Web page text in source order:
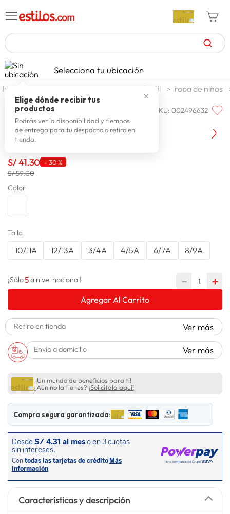
TÉRMINOS MÁS BUSCADOS
1. celulares
2. zapatillas mujer
3. zapatillas hombre
4. moda
6. tv
7.
10. lavadora
Selecciona tu ubicación
✕
Elige dónde recibir tus
productos
Podrás ver la disponibilidad y tiempos
de entrega para tu despacho o retiro en
tienda.
moda y accesorios moda infantil ropa de niños
COLLOKY SKU:002496632
Colloky Polo Mc Poje0186i26
S/41.30 - 30 %
S/ 59.00
Color
Talla
10/11A 12/13A 3/4A 4/5A 6/7A 8/9A
¡Sólo5a nivel nacional! ＋
－
Agregar Al Carrito
Retiro en tienda Ver más
Envío a domicilio Ver más
¡Un mundo de beneficios para ti!
¿Aún no la tienes? ¡Solicítala aquí!
Compra segura garantizada:
Características y descripción